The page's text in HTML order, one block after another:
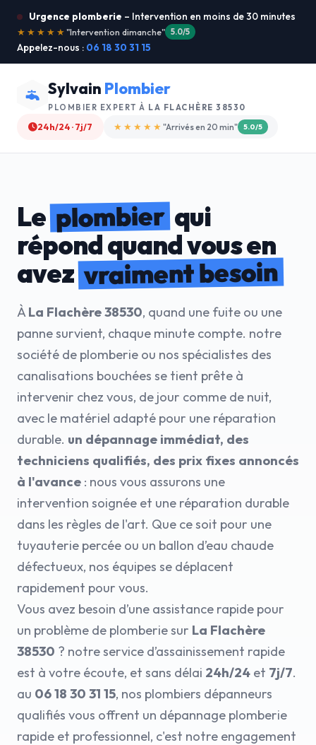
Urgence plomberie – Intervention en moins de 30 minutes
★★★★★"Service ultra rapide !" 5.0/5
Appelez-nous : 06 18 30 31 15
Sylvain Plombier
PLOMBIER EXPERT À LA FLACHÈRE 38530
24h/24 · 7j/7 ★★★★☆ "Devis gratuit" 4.8/5
Leplombierqui
répond quand vous en
avezvraiment besoin
ÀLa Flachère 38530, quand une fuite ou une
panne survient, chaque minute compte. notre
société de plomberie ou nos spécialistes des
canalisations bouchées se tient prête à
intervenir chez vous, de jour comme de nuit,
avec le matériel adapté pour une réparation
durable. un dépannage immédiat, des
techniciens qualifiés, des prix fixes annoncés
à l'avance : nous vous assurons une
intervention soignée et une réparation durable
dans les règles de l'art. Que ce soit pour une
tuyauterie percée ou un ballon d’eau chaude
défectueux, nos équipes se déplacent
rapidement pour vous.
Vous avez besoin d’une assistance rapide pour
un problème de plomberie sur La Flachère
38530 ? notre service d’assainissement rapide
est à votre écoute, et sans délai 24h/24 et 7j/7.
au 06 18 30 31 15, nos plombiers dépanneurs
qualifiés vous offrent un dépannage plomberie
rapide et professionnel, c'est notre engagement